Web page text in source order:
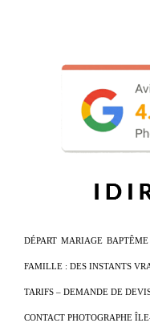
DÉPART MARIAGE BAPTÊME
FAMILLE : DES INSTANTS
TARIFS – DEMANDE DE
CONTACT PHOTOGRAPHE